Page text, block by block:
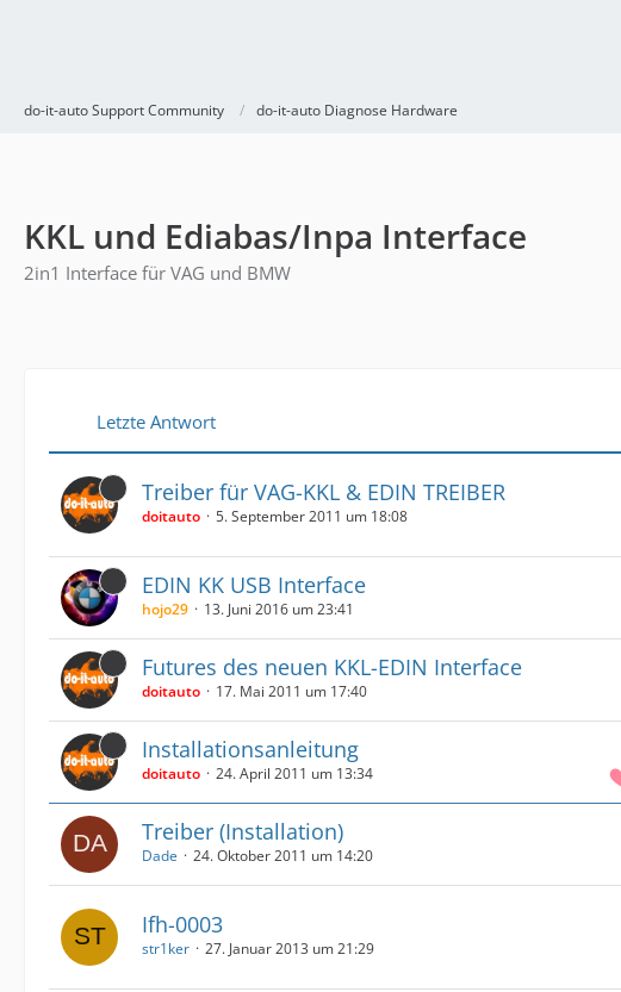
do-it-auto Support Community do-it-auto Diagnose Hardware
KKL und Ediabas/Inpa Interface
2in1 Interface für VAG und BMW
Letzte Antwort
Treiber für VAG-KKL & EDIN TREIBER
doitauto 5. September 2011 um 18:08
EDIN KK USB Interface
hojo29 13. Juni 2016 um 23:41
Futures des neuen KKL-EDIN Interface
doitauto 17. Mai 2011 um 17:40
Installationsanleitung
doitauto 24. April 2011 um 13:34
Treiber (Installation)
Dade 24. Oktober 2011 um 14:20
Ifh-0003
str1ker 27. Januar 2013 um 21:29